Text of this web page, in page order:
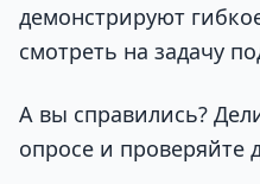
демонстрируют
смотреть на задачу
А вы справились?
опросе и проверяйте